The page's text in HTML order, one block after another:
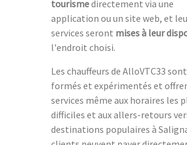
tourismedirectement via une
application ou un site web, et
services seront mises à leur
l'endroit choisi.
Les chauffeurs de AlloVTC33
formés et expérimentés et
services même aux horaires les
difficiles et aux allers-retours
destinations populaires à